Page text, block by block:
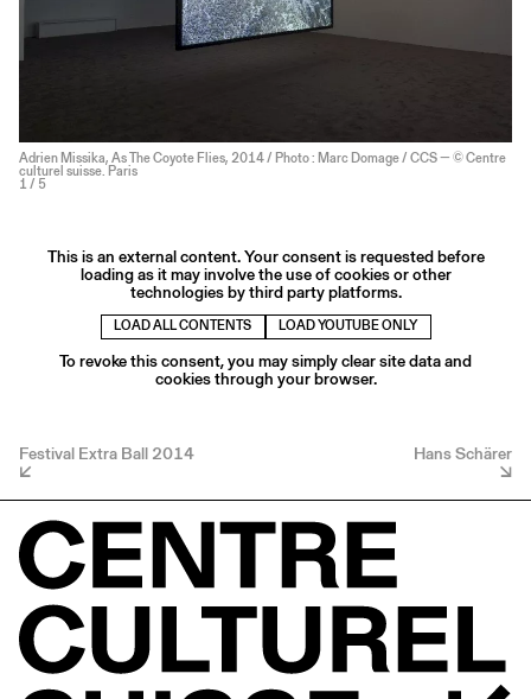
Adrien Missika, As The Coyote Flies, 2014 / Photo : Marc Domage / CCS — © Centre
culturel suisse. Paris
1 / 5
This is an external content. Your consent is requested before
loading as it may involve the use of cookies or other
technologies by third party platforms.
LOAD ALL CONTENTS LOAD YOUTUBE ONLY
To revoke this consent, you may simply clear site data and
cookies through your browser.
Festival Extra Ball 2014 Hans Schärer